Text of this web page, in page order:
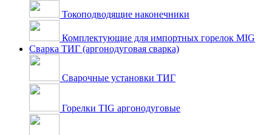
Токоподводящие наконечники
Комплектующие для импортных горелок MIG
Сварка ТИГ (аргонодуговая сварка)
Сварочные установки ТИГ
Горелки TIG аргонодуговые